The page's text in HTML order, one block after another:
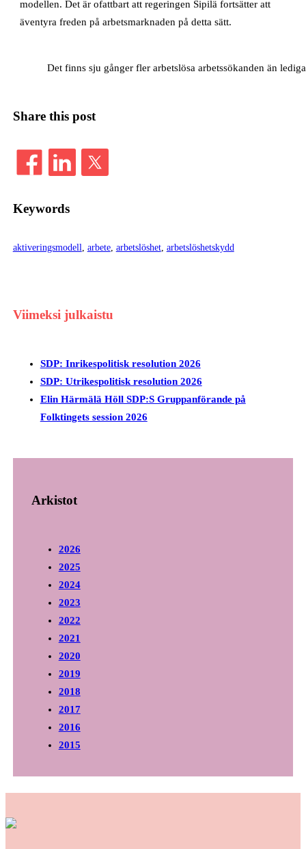
modellen. Det är ofattbart att regeringen Sipilä fortsätter att
äventyra freden på arbetsmarknaden på detta sätt.
Det finns sju gånger fler arbetslösa arbetssökanden än
Share this post
Keywords
aktiveringsmodell, arbete, arbetslöshet, arbetslöshetskydd
Viimeksi julkaistu
SDP: Inrikespolitisk resolution 2026
SDP: Utrikespolitisk resolution 2026
Elin Härmälä Höll SDP:S Gruppanförande på
Folktingets session 2026
Arkistot
2026
2025
2024
2023
2022
2021
2020
2019
2018
2017
2016
2015